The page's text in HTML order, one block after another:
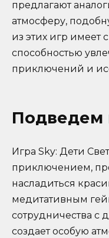
предлагают
атмосферу,
из этих игр имеет
способностью
приключений и
Подведем
Игра Sky: Дети
приключением,
насладиться
медитативным
сотрудничества с
создает особую